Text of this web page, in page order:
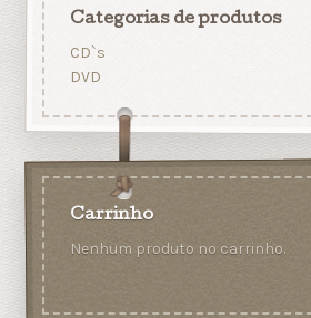
Categorias de produtos
CD`s
DVD
Carrinho
Nenhum produto no carrinho.